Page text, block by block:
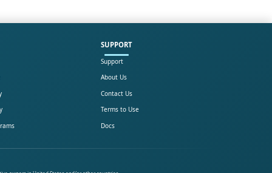
SUPPORT
Support
About Us
Contact Us
Terms to Use
Docs